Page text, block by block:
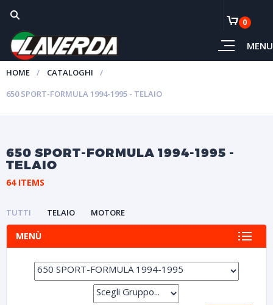
MENU
0
HOME
CATALOGHI
650 SPORT-FORMULA 1994-1995 - TELAIO
650 SPORT-FORMULA 1994-1995 -
TELAIO
64 ITEMS
TUTTI TELAIO MOTORE
MENÙ